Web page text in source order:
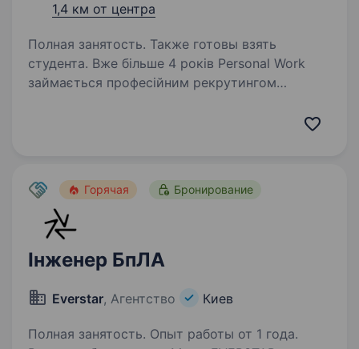
1,4 км от центра
Полная занятость. Также готовы взять
студента. Вже більше 4 років Personal Work
займається професійним рекрутингом
Горячая Бронирование
Інженер БпЛА
Everstar, Агентство Киев
Полная занятость. Опыт работы от 1 года.